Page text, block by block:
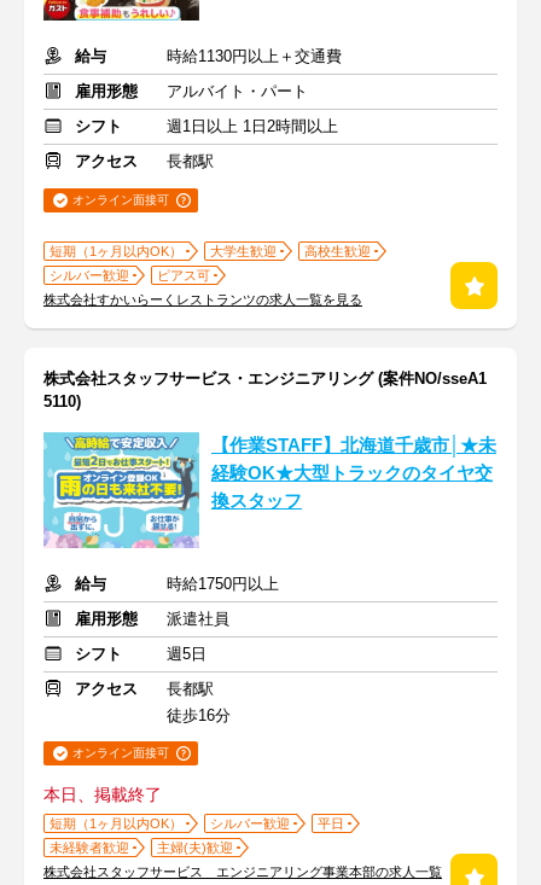
給与
時給1130円以上＋交通費
雇用形態
アルバイト・パート
シフト
週1日以上 1日2時間以上
アクセス
長都駅
オンライン面接可
短期（1ヶ月以内OK） 大学生歓迎
高校生歓迎
シルバー歓迎
ピアス可
株式会社すかいらーくレストランツの求人一覧を見る
株式会社スタッフサービス・エンジニアリング (案件NO/sseA1
5110)
【作業STAFF】北海道千歳市│★未
経験OK★大型トラックのタイヤ交
換スタッフ
給与
時給1750円以上
雇用形態
派遣社員
シフト
週5日
アクセス
長都駅
徒歩16分
オンライン面接可
本日、掲載終了
短期（1ヶ月以内OK） シルバー歓迎
平日
未経験者歓迎
主婦(夫)歓迎
株式会社スタッフサービス エンジニアリング事業本部の求人一覧